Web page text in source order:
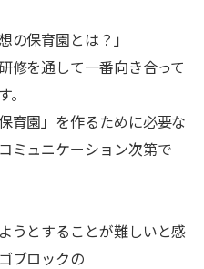
の保育園とは？」
修を通して一番向き合って
育園」を作るために必要な
ミュニケーション次第で
うとすることが難しいと感
ブロックの